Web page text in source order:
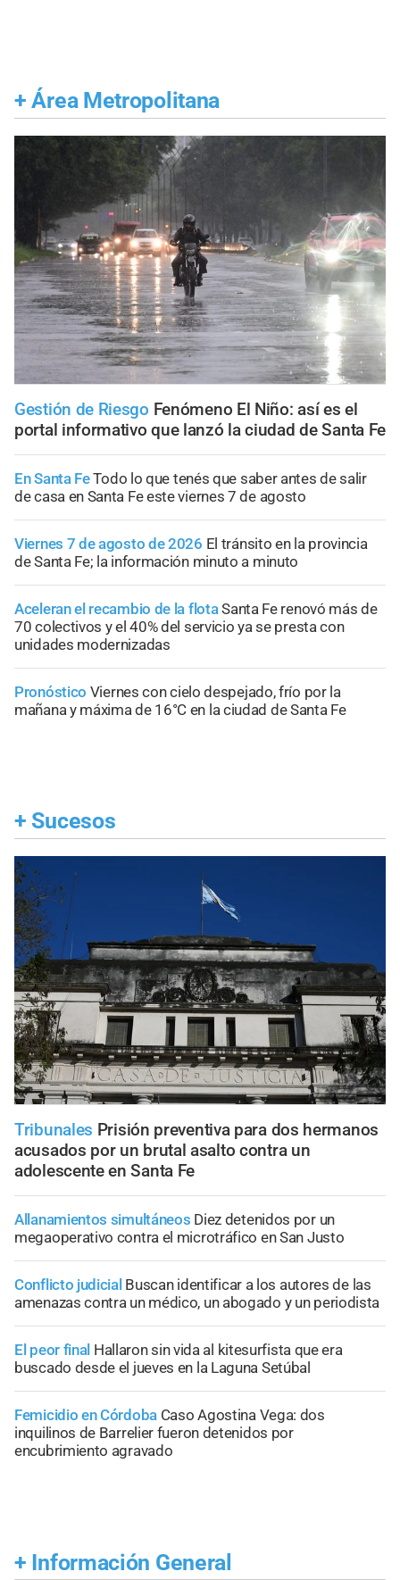
+ Área Metropolitana
Gestión de Riesgo Fenómeno El Niño: así es el
portal informativo que lanzó la ciudad de Santa Fe
En Santa FeTodo lo que tenés que saber antes de salir
de casa en Santa Fe este viernes 7 de agosto
Viernes 7 de agosto de 2026 El tránsito en la provincia
de Santa Fe; la información minuto a minuto
Aceleran el recambio de la flotaSanta Fe renovó más de
70 colectivos y el 40% del servicio ya se presta con
unidades modernizadas
Pronóstico Viernes con cielo despejado, frío por la
mañana y máxima de 16°C en la ciudad de Santa Fe
+ Sucesos
Tribunales Prisión preventiva para dos hermanos
acusados por un brutal asalto contra un
adolescente en Santa Fe
Allanamientos simultáneos Diez detenidos por un
megaoperativo contra el microtráfico en San Justo
Conflicto judicial Buscan identificar a los autores de las
amenazas contra un médico, un abogado y un periodista
El peor final Hallaron sin vida al kitesurfista que era
buscado desde el jueves en la Laguna Setúbal
Femicidio en Córdoba Caso Agostina Vega: dos
inquilinos de Barrelier fueron detenidos por
encubrimiento agravado
+ Información General